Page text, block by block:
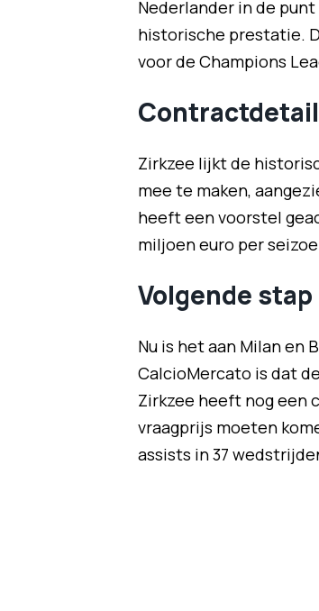
Nederlander in de
historische prestatie.
voor de Champions
Zirkzee lijkt de
mee te maken,
heeft een voorstel
miljoen euro per
Volgende stap
Nu is het aan Milan en
CalcioMercato is dat
Zirkzee heeft nog een
vraagprijs moeten
assists in 37